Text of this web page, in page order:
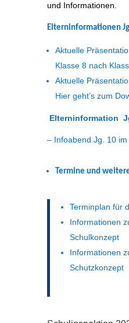
und Informationen.
Elterninformationen
Aktuelle
Klasse 8 nach
Aktuelle
Hier geht’s zum
Elterninformation
–Infoabend Jg. 10 im
Termine und
Terminplan für
Informationen
Schulkonzept
Informationen
Schutzkonzept